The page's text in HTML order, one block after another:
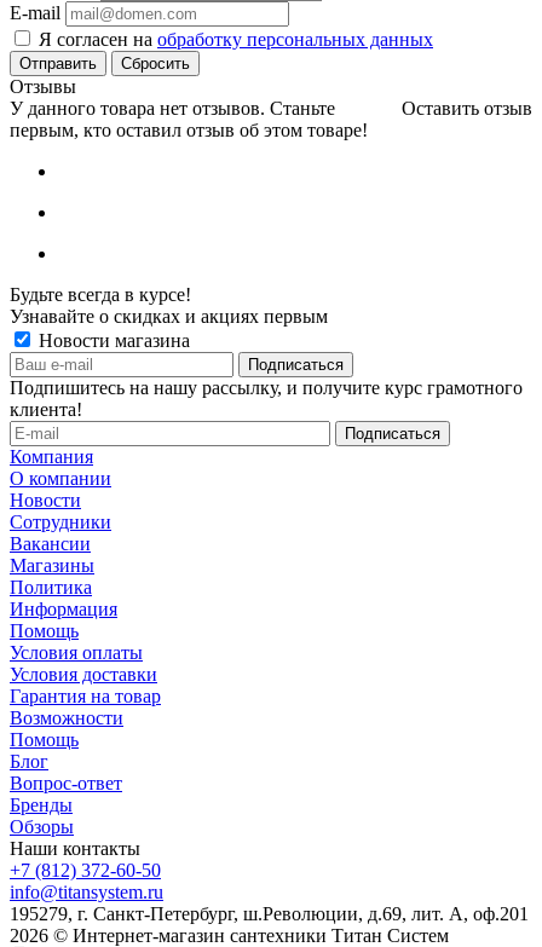
E-mail
Я согласен на обработку персональных данных
Сбросить
Отзывы
Оставить отзыв
У данного товара нет отзывов. Станьте
первым, кто оставил отзыв об этом товаре!
Будьте всегда в курсе!
Узнавайте о скидках и акциях первым
Новости магазина
Подпишитесь на нашу рассылку, и получите курс грамотного
клиента!
Компания
О компании
Новости
Сотрудники
Вакансии
Магазины
Политика
Информация
Помощь
Условия оплаты
Условия доставки
Гарантия на товар
Возможности
Помощь
Блог
Вопрос-ответ
Бренды
Обзоры
Наши контакты
+7 (812) 372-60-50
info@titansystem.ru
195279, г. Санкт-Петербург, ш.Революции, д.69, лит. А, оф.201
2026 © Интернет-магазин сантехники Титан Систем